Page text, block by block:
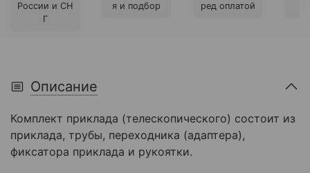
России и СН
Г
я и подбор
ред оплатой
Описание
Комплект приклада (телескопического) состоит из
приклада, трубы, переходника (адаптера),
фиксатора приклада и рукоятки.